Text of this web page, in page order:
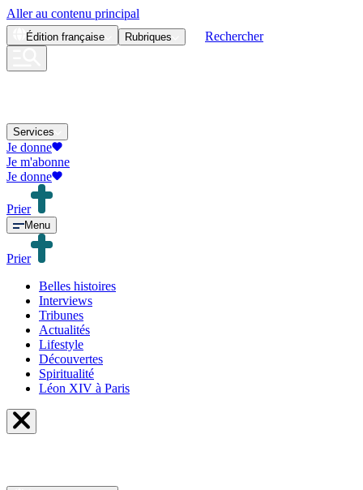
Aller au contenu principal
Édition française Rubriques Rechercher
Services
Je donne
Je m'abonne
Je donne
Prier
Menu
Prier
Belles histoires
Interviews
Tribunes
Actualités
Lifestyle
Découvertes
Spiritualité
Léon XIV à Paris